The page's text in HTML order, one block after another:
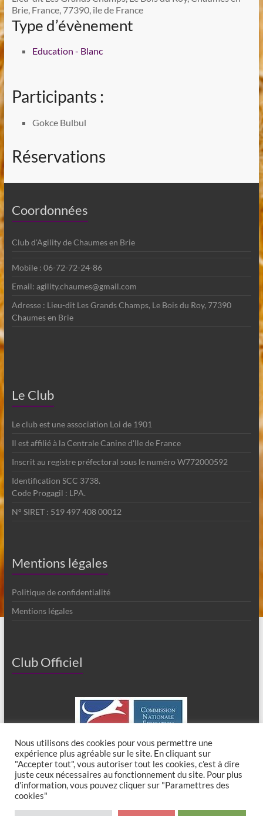
Brie, France, 77390, île de France
Type d’évènement
Education - Blanc
Participants :
Gokce Bulbul
Réservations
Coordonnées
Club d'Agility de Chaumes en Brie
Mobile : 06-72-72-24-86
Email: agility.chaumes@gmail.com
Adresse : Lieu-dit Les Grands Champs, Le Bois du Roy, 77390
Chaumes en Brie
Le Club
Le club est une association Loi de 1901
Il est affilié à la Centrale Canine d'Ile de France
Inscrit au registre préfectoral sous le numéro W772000592
Identification SCC 3738.
Code Progagil : LPA.
N° SIRET : 519 497 408 00012
Mentions légales
Politique de confidentialité
Mentions légales
Club Officiel
Copyright © 2026Club Canin de Chaumes en Brie. All rights reserved. Theme
Nous utilisons des cookies pour vous permettre une
expérience plus agréable sur le site. En cliquant sur
"Accepter tout", vous autoriser tout les cookies, c'est à dire
juste ceux nécessaires au fonctionnement du site. Pour plus
d'information, vous pouvez cliquer sur "Paramettres des
cookies"